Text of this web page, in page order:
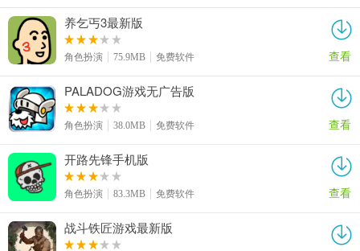
养乞丐3最新版
角色扮演 75.9MB 免费软件 查看
PALADOG游戏无广告版
角色扮演 38.0MB 免费软件 查看
开路先锋手机版
角色扮演 83.3MB 免费软件 查看
战斗铁匠游戏最新版